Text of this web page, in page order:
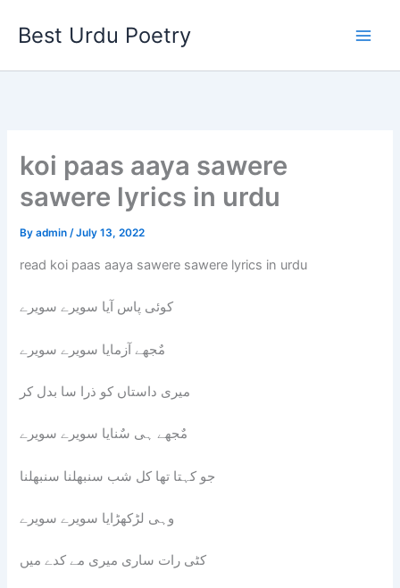
Best Urdu Poetry
koi paas aaya sawere
sawere lyrics in urdu
Byadmin/July 13, 2022
read koi paas aaya sawere sawere lyrics in urdu
کوئی پاس آیا سویرے سویرے
مٌجھے آزمایا سویرے سویرے
میری داستاں کو ذرا سا بدل کر
مٌجھے ہی سٌنایا سویرے سویرے
جو کہتا تھا کل شب سنبھلنا سنبھلنا
وہی لڑکھڑایا سویرے سویرے
کٹی رات ساری میری مے کدے میں